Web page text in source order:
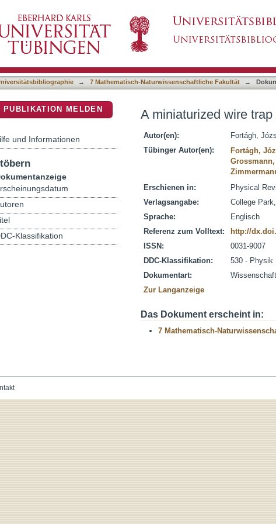
→ 7 Mathematisch-Naturwissenschaftliche Fakultät →
A miniaturized wire
Autor(en): Fortágh,
Tübinger Autor(en):
Fortágh,
Erschienen in:
Physical
Verlagsangabe:
College
Sprache:
Englisch
Referenz zum Volltext:
http://
ISSN:
0031-9007
DDC-Klassifikation:
530 - Physik
Dokumentart:
Zur Langanzeige
Das Dokument erscheint in:
7 Mathematisch-
PUBLIKATION MELDEN
und Informationen
Klassifikation